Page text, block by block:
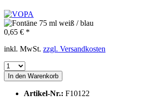
0,65 € *
inkl. MwSt. zzgl. Versandkosten
In den Warenkorb
Artikel-Nr.: F10122